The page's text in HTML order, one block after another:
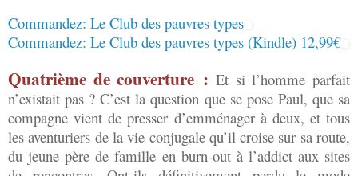
Commandez: Le Club des pauvres types
Commandez: Le Club des pauvres types (Kindle) 12,99€
Quatrième de couverture : Et si l’homme parfait
n’existait pas ? C’est la question que se pose Paul, que sa
compagne vient de presser d’emménager à deux, et tous
les aventuriers de la vie conjugale qu’il croise sur sa route,
du jeune père de famille en burn-out à l’addict aux sites